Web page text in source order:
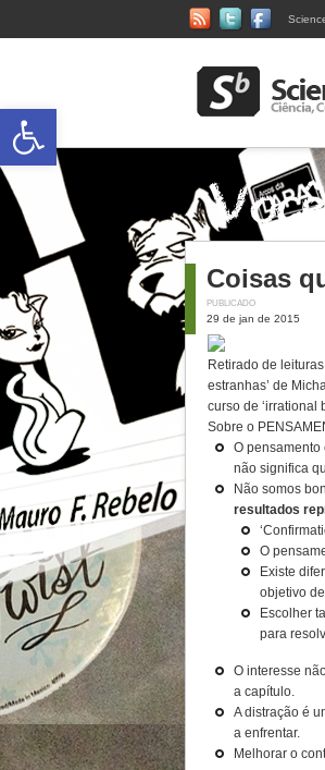
Coisas
PUBLICADO
29 de jan de 2015
Retirado de
estranhas’ de
curso de ‘irrational
Sobre o
O pensamento
não significa
Não somos
resultados
O
Existe
objetivo
Escolher
para
O interesse
a capítulo.
A distração é
a enfrentar.
Melhorar o
Abrir a barra de